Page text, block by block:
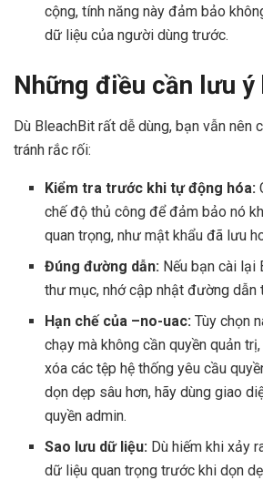
cộng, tính năng này đảm bảo
dữ liệu của người dùng trước.
Những điều cần lưu ý
Dù BleachBit rất dễ dùng, bạn vẫn nên
tránh rắc rối:
Kiểm tra trước khi tự động hóa:
chế độ thủ công để đảm bảo nó
quan trọng, như mật khẩu đã lưu
Đúng đường dẫn: Nếu bạn cài lại
thư mục, nhớ cập nhật đường dẫn
Hạn chế của –no-uac: Tùy chọn
chạy mà không cần quyền quản
xóa các tệp hệ thống yêu cầu
dọn dẹp sâu hơn, hãy dùng giao
quyền admin.
Sao lưu dữ liệu: Dù hiếm khi xảy
dữ liệu quan trọng trước khi dọn